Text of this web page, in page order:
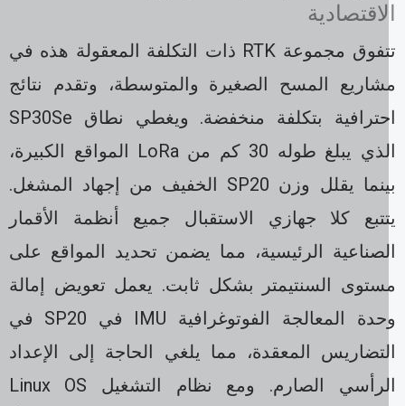
تتفوق مجموعة RTK ذات التكلفة المعقولة هذه في
المسح الصغيرة والمتوسطة، وتقدم نتائج
احترافية بتكلفة منخفضة. ويغطي نطاق SP30Se
الذي يبلغ طوله 30 كم من LoRa المواقع الكبيرة،
بينما يقلل وزن SP20 الخفيف من إجهاد المشغل.
كلا جهازي الاستقبال جميع أنظمة الأقمار
الرئيسية، مما يضمن تحديد المواقع على
السنتيمتر بشكل ثابت. يعمل تعويض إمالة
وحدة المعالجة الفوتوغرافية IMU في SP20 في
المعقدة، مما يلغي الحاجة إلى الإعداد
الرأسي الصارم. ومع نظام التشغيل Linux OS